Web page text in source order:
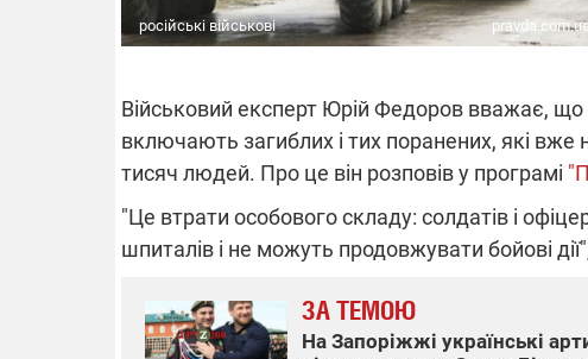
російські військові
Військовий експерт Юрій Федоров вважає, що
включають загиблих і тих поранених, які
тисяч людей. Про це він розповів у програмі
"Це втрати особового складу: солдатів і
шпиталів і не можуть продовжувати бойові
ЗА ТЕМОЮ
На Запоріжжі українські
ВІДКЛЮЧЕННЯ
Частина
областях
російських